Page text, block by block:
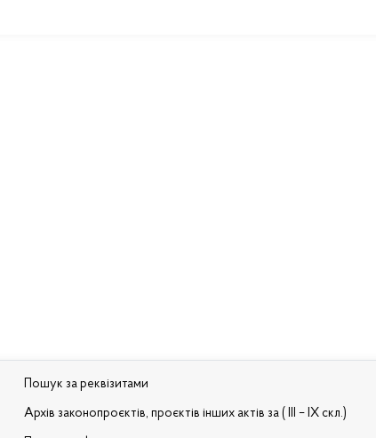
Пошук за реквізитами
Архів законопроєктів, проєктів інших актів за ( III – IX скл.)